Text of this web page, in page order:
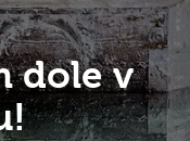
dole v
dole